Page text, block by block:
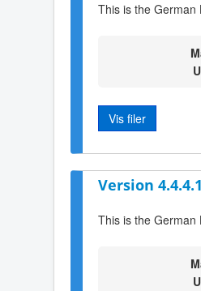
This is the German
Vis filer
Version 4.4.4.1
This is the German